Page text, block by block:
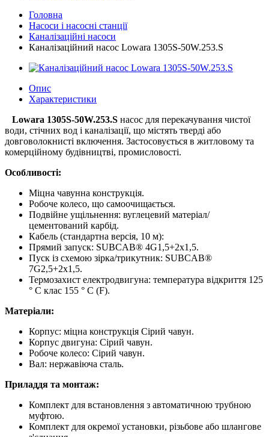
Головна
Насоси і насосні станції
Каналізаційні насоси
Каналізаційний насос Lowara 1305S-50W.253.S
Опис
Характеристики
Lowara 1305S-50W.253.S насос для перекачування чистої
води, стічних вод і каналізації, що містять тверді або
довговолокнисті включення. Застосовується в житловому та
комерційному будівництві, промисловості.
Особливості:
Міцна чавунна конструкція.
Робоче колесо, що самоочищається.
Подвійне ущільнення: вуглецевий матеріал/
цементований карбід.
Кабель (стандартна версія, 10 м):
Прямий запуск: SUBCAB® 4G1,5+2x1,5.
Пуск із схемою зірка/трикутник: SUBCAB®
7G2,5+2x1,5.
Термозахист електродвигуна: температура відкриття 125
° C клас 155 ° C (F).
Матеріали:
Корпус: міцна конструкція Сірий чавун.
Корпус двигуна: Сірий чавун.
Робоче колесо: Сірий чавун.
Вал: нержавіюча сталь.
Приладдя та монтаж:
Комплект для встановлення з автоматичною трубною
муфтою.
Комплект для окремої установки, різьбове або шлангове